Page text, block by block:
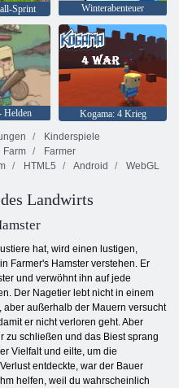
Sprint Winterabenteuer
Helden
Kogama: 4 Krieg
Kinderspiele
Farm
Farmer
HTML5 Android WebGL
Landwirts
hat, wird einen lustigen,
Farmer's Hamster verstehen. Er
und verwöhnt ihn auf jede
Der Nagetier lebt nicht in einem
aber außerhalb der Mauern versucht
er nicht verloren geht. Aber
zu schließen und das Biest sprang
Vielfalt und eilte, um die
entdeckte, war der Bauer
helfen, weil du wahrscheinlich